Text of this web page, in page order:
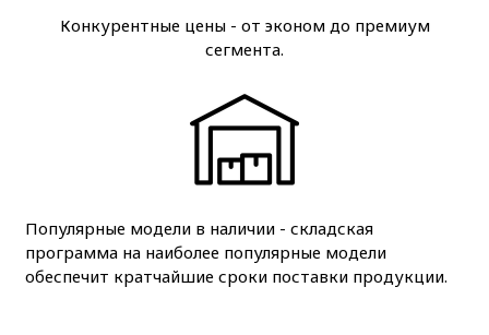
Конкурентные цены - от эконом до премиум
сегмента.
Популярные модели в наличии - складская
программа на наиболее популярные модели
обеспечит кратчайшие сроки поставки продукции.